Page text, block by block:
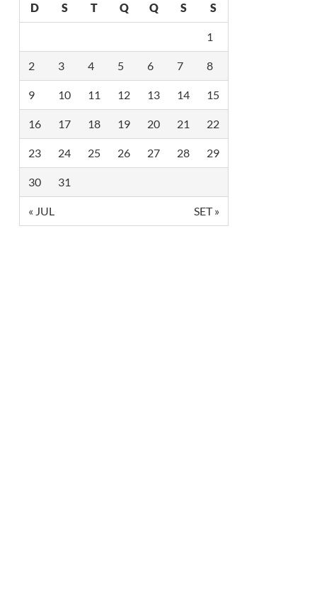
D S T Q Q S S
1
2 3 4 5 6 7 8
9 10 11 12 13 14 15
16 17 18 19 20 21 22
23 24 25 26 27 28 29
30 31
« JUL SET »